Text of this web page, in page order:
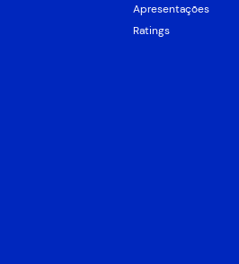
Apresentações
Ratings